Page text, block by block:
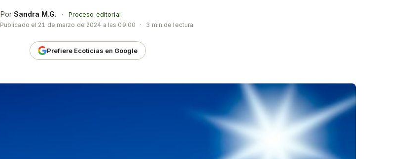
Por Sandra M.G. ·
Proceso editorial
Publicado el 21 de marzo de 2024 a las 09:00 · 3 min de lectura
Prefiere Ecoticias en Google